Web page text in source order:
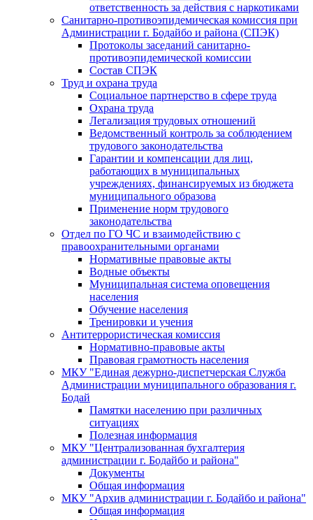
ответственность за действия с наркотиками
Санитарно-противоэпидемическая комиссия при
Администрации г. Бодайбо и района (СПЭК)
Протоколы заседаний санитарно-
противоэпидемической комиссии
Состав СПЭК
Труд и охрана труда
Социальное партнерство в сфере труда
Охрана труда
Легализация трудовых отношений
Ведомственный контроль за соблюдением
трудового законодательства
Гарантии и компенсации для лиц,
работающих в муниципальных
учреждениях, финансируемых из бюджета
муниципального образова
Применение норм трудового
законодательства
Отдел по ГО ЧС и взаимодействию с
правоохранительными органами
Нормативные правовые акты
Водные объекты
Муниципальная система оповещения
населения
Обучение населения
Тренировки и учения
Антитеррористическая комиссия
Нормативно-правовые акты
Правовая грамотность населения
МКУ "Единая дежурно-диспетчерская Служба
Администрации муниципального образования г.
Бодай
Памятки населению при различных
ситуациях
Полезная информация
МКУ "Централизованная бухгалтерия
администрации г. Бодайбо и района"
Документы
Общая информация
МКУ "Архив администрации г. Бодайбо и района"
Общая информация